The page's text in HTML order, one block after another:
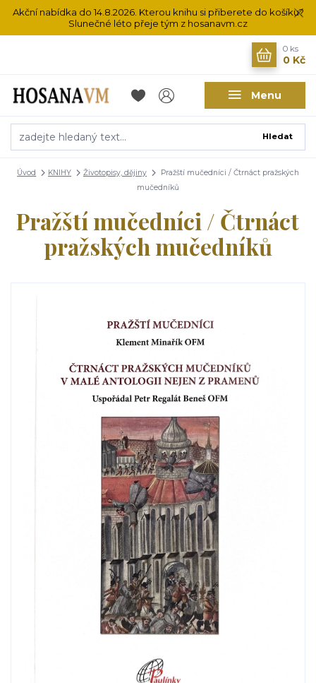
Akční nabídka do 14.8.2026. Kterou knihu si přiberete do košíku?
Slunečné léto přeje tým z hosanavm.cz
Menu
Hledat
0 ks
0 Kč
Úvod KNIHY Životopisy, dějiny
Pražští mučedníci / Čtrnáct pražských
mučedníků
Pražští mučedníci / Čtrnáct
pražských mučedníků